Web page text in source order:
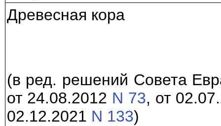
Древесная кора
(в ред. решений Совета
от 24.08.2012 N 73, от
02.12.2021 N 133)